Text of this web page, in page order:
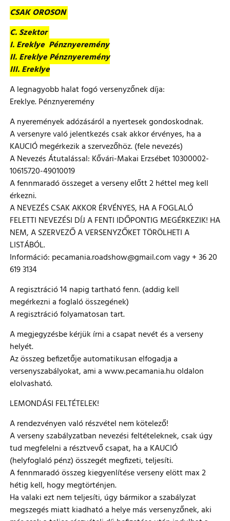
CSAK OROSON
C. Szektor
I. Ereklye Pénznyeremény
II. Ereklye Pénznyeremény
III. Ereklye
A legnagyobb halat fogó versenyzőnek díja:
Ereklye. Pénznyeremény
A nyeremények adózásáról a nyertesek gondoskodnak.
A versenyre való jelentkezés csak akkor érvényes, ha a
KAUCIÓ megérkezik a szervezőhöz. (fele nevezés)
A Nevezés Átutalással: Kővári-Makai Erzsébet 10300002-
10615720-49010019
A fennmaradó összeget a verseny előtt 2 héttel meg kell
érkezni.
A NEVEZÉS CSAK AKKOR ÉRVÉNYES, HA A FOGLALÓ
FELETTI NEVEZÉSI DÍJ A FENTI IDŐPONTIG MEGÉRKEZIK! HA
NEM, A SZERVEZŐ A VERSENYZŐKET TÖRÖLHETI A
LISTÁBÓL.
Információ: pecamania.roadshow@gmail.com vagy + 36 20
619 3134
A regisztráció 14 napig tartható fenn. (addig kell
megérkezni a foglaló összegének)
A regisztráció folyamatosan tart.
A megjegyzésbe kérjük írni a csapat nevét és a verseny
helyét.
Az összeg befizetője automatikusan elfogadja a
versenyszabályokat, ami a www.pecamania.hu oldalon
elolvasható.
LEMONDÁSI FELTÉTELEK!
A rendezvényen való részvétel nem kötelező!
A verseny szabályzatban nevezési feltételeknek, csak úgy
tud megfelelni a résztvevő csapat, ha a KAUCIÓ
(helyfoglaló pénz) összegét megfizeti, teljesíti.
A fennmaradó összeg kiegyenlítése verseny elött max 2
hétig kell, hogy megtörténjen.
Ha valaki ezt nem teljesíti, úgy bármikor a szabályzat
megszegés miatt kiadható a helye más versenyzőnek, aki